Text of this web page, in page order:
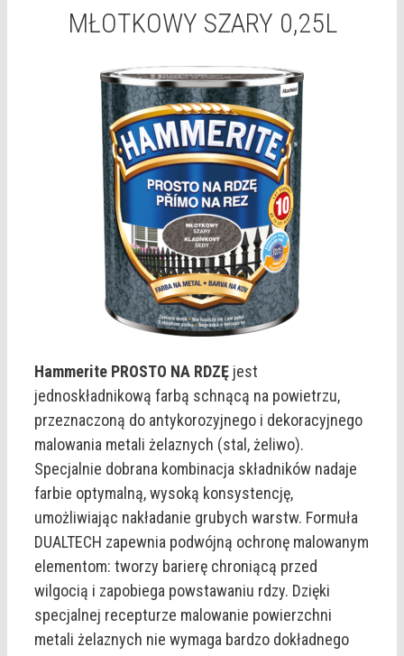
MŁOTKOWY SZARY 0,25L
Hammerite PROSTO NA RDZĘ jest
jednoskładnikową farbą schnącą na powietrzu,
przeznaczoną do antykorozyjnego i dekoracyjnego
malowania metali żelaznych (stal, żeliwo).
Specjalnie dobrana kombinacja składników nadaje
farbie optymalną, wysoką konsystencję,
umożliwiając nakładanie grubych warstw. Formuła
DUALTECH zapewnia podwójną ochronę malowanym
elementom: tworzy barierę chroniącą przed
wilgocią i zapobiega powstawaniu rdzy. Dzięki
specjalnej recepturze malowanie powierzchni
metali żelaznych nie wymaga bardzo dokładnego